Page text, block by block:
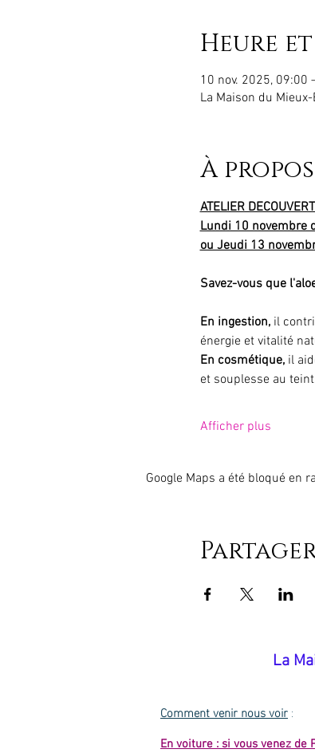
Heure
10 nov. 2025, 09:00
La Maison du
À
ATELIER
Lundi 10 novembre
ou Jeudi 13
Savez-vous que
En ingestion, il
énergie et vitalité
En cosmétique, il
et souplesse au
Afficher plus
Google Maps a été bloqué en
​La
Comment venir nous voir:
En voiture : si vous venez de